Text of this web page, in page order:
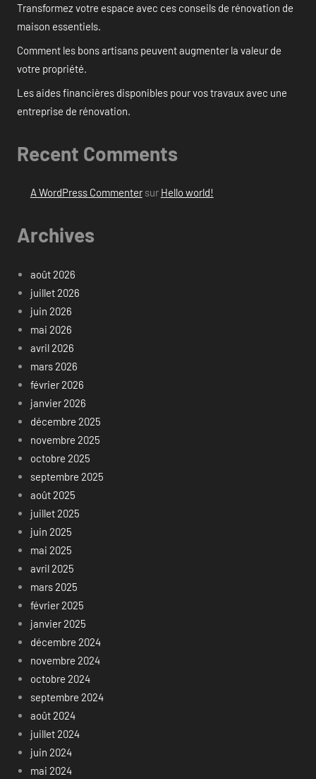
Transformez votre espace avec ces conseils de rénovation de
maison essentiels.
Comment les bons artisans peuvent augmenter la valeur de
votre propriété.
Les aides financières disponibles pour vos travaux avec une
entreprise de rénovation.
Recent Comments
A WordPress Commentersur Hello world!
Archives
août 2026
juillet 2026
juin 2026
mai 2026
avril 2026
mars 2026
février 2026
janvier 2026
décembre 2025
novembre 2025
octobre 2025
septembre 2025
août 2025
juillet 2025
juin 2025
mai 2025
avril 2025
mars 2025
février 2025
janvier 2025
décembre 2024
novembre 2024
octobre 2024
septembre 2024
août 2024
juillet 2024
juin 2024
mai 2024